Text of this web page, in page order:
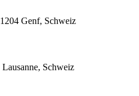
Genf, Schweiz
Schweiz